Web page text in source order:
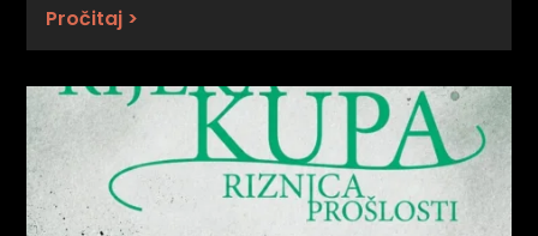
Pročitaj >